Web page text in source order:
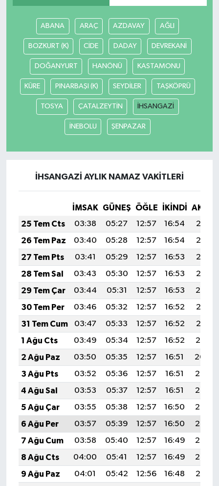
ABANA ARAÇ AZDAVAY AĞLI
BOZKURT (K) CİDE DADAY DEVREKANİ
DOĞANYURT HANÖNÜ KASTAMONU
KÜRE PINARBAŞI (K) SEYDİLER TAŞKÖPRÜ
TOSYA ÇATALZEYTİN İHSANGAZİ
İNEBOLU ŞENPAZAR
İHSANGAZİ AYLIK NAMAZ VAKITLERI
İMSAK GÜNEŞ ÖĞLE İKINDI
25 Tem Cts
03:38 05:27 12:57 16:54
20:17
26 Tem Paz
03:40 05:28 12:57 16:54
20:16
27 Tem Pts
03:41 05:29 12:57 16:53
20:16
28 Tem Sal
03:43 05:30 12:57 16:53
20:15
29 Tem Çar
03:44 05:31 12:57 16:53
20:14
30 Tem Per
03:46 05:32 12:57 16:52
20:13
31 Tem Cum
03:47 05:33 12:57 16:52
20:12
1 Ağu Cts
03:49 05:34 12:57 16:52
20:10
2 Ağu Paz
03:50 05:35 12:57 16:51
20:09
3 Ağu Pts
03:52 05:36 12:57 16:51
20:08
4 Ağu Sal
03:53 05:37 12:57 16:51
20:07
5 Ağu Çar
03:55 05:38 12:57 16:50
20:06
6 Ağu Per
03:57 05:39 12:57 16:50
20:05
7 Ağu Cum
03:58 05:40 12:57 16:49
20:03
8 Ağu Cts
04:00 05:41 12:57 16:49
20:02
9 Ağu Paz
04:01 05:42 12:56 16:48
20:01